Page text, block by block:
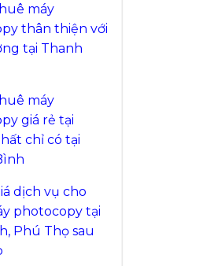
máy
thân thiện với
tại Thanh
máy
giá rẻ tại
chỉ có tại
dịch vụ cho
photocopy tại
Phú Thọ sau